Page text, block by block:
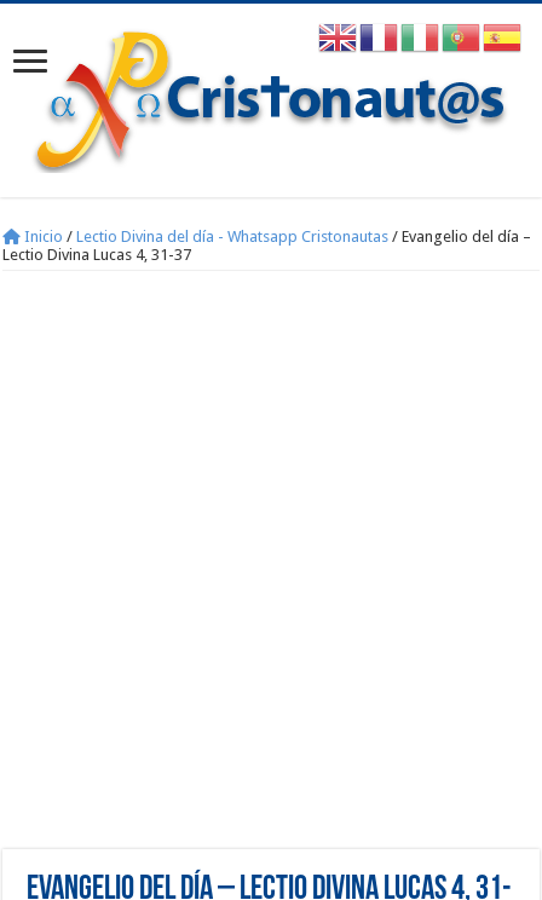
Inicio / Lectio Divina del día - Whatsapp Cristonautas / Evangelio del día –
Lectio Divina Lucas 4, 31-37
Evangelio del día – Lectio Divina Lucas 4, 31-